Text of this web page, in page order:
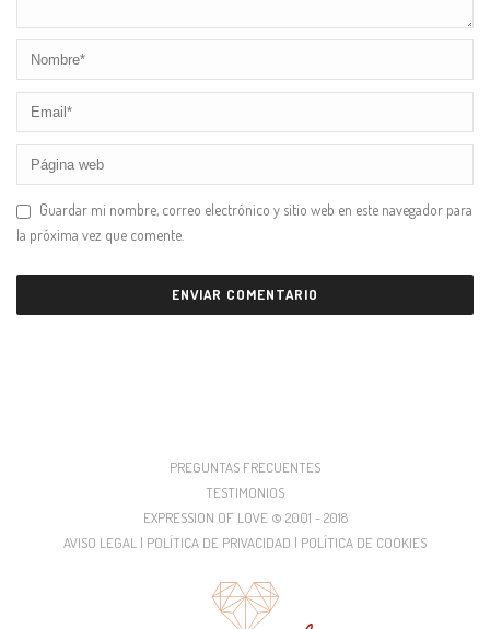
Guardar mi nombre, correo electrónico y sitio web en este navegador para
la próxima vez que comente.
PREGUNTAS FRECUENTES
TESTIMONIOS
EXPRESSION OF LOVE © 2001 - 2018
AVISO LEGAL | POLÍTICA DE PRIVACIDAD | POLÍTICA DE COOKIES